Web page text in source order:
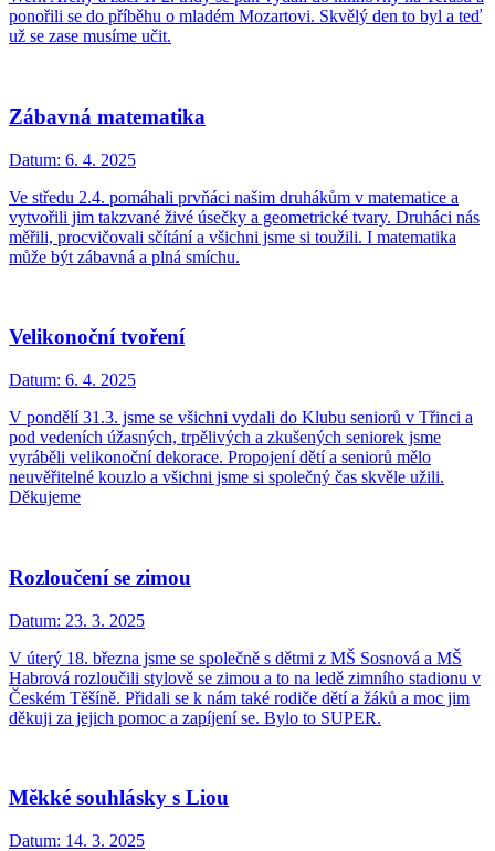
ponořili se do příběhu o mladém Mozartovi. Skvělý den to byl a teď
už se zase musíme učit.
Zábavná matematika
Datum: 6. 4. 2025
Ve středu 2.4. pomáhali prvňáci našim druhákům v matematice a
vytvořili jim takzvané živé úsečky a geometrické tvary. Druháci nás
měřili, procvičovali sčítání a všichni jsme si toužili. I matematika
může být zábavná a plná smíchu.
Velikonoční tvoření
Datum: 6. 4. 2025
V pondělí 31.3. jsme se všichni vydali do Klubu seniorů v Třinci a
pod vedeních úžasných, trpělivých a zkušených seniorek jsme
vyráběli velikonoční dekorace. Propojení dětí a seniorů mělo
neuvěřitelné kouzlo a všichni jsme si společný čas skvěle užili.
Děkujeme
Rozloučení se zimou
Datum: 23. 3. 2025
V úterý 18. března jsme se společně s dětmi z MŠ Sosnová a MŠ
Habrová rozloučili stylově se zimou a to na ledě zimního stadionu v
Českém Těšíně. Přidali se k nám také rodiče dětí a žáků a moc jim
děkuji za jejich pomoc a zapíjení se. Bylo to SUPER.
Měkké souhlásky s Liou
Datum: 14. 3. 2025